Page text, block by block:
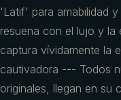
'Latif' para amabilidad
resuena con el lujo y la
captura vívidamente la
cautivadora --- Todos
originales, llegan en su